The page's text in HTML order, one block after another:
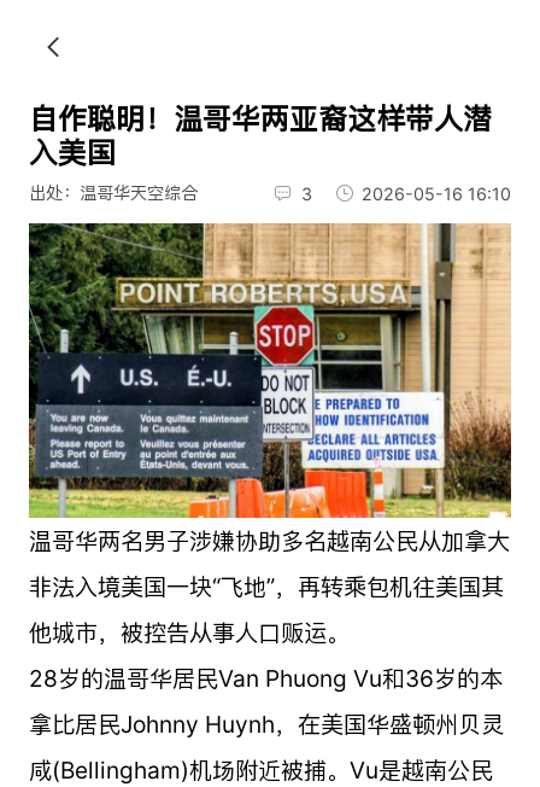
自作聪明！温哥华两亚裔这样带人潜
入美国
出处：温哥华天空综合 3 2026-05-16 16:10
温哥华两名男子涉嫌协助多名越南公民从加拿大
非法入境美国一块“飞地”，再转乘包机往美国其
他城市，被控告从事人口贩运。
28岁的温哥华居民Van Phuong Vu和36岁的本
拿比居民Johnny Huynh，在美国华盛顿州贝灵
咸(Bellingham)机场附近被捕。Vu是越南公民